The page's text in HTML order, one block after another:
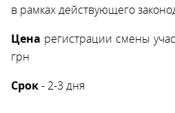
в рамках действующего
Цена регистрации смены
грн
Срок- 2-3 дня